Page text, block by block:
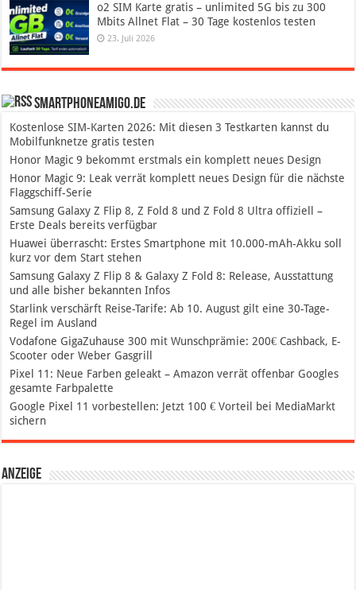
o2 SIM Karte gratis – unlimited 5G bis zu 300
Mbits Allnet Flat – 30 Tage kostenlos testen
23. Juli 2026
SmartphoneAmigo.de
Kostenlose SIM-Karten 2026: Mit diesen 3 Testkarten kannst du
Mobilfunknetze gratis testen
Honor Magic 9 bekommt erstmals ein komplett neues Design
Honor Magic 9: Leak verrät komplett neues Design für die nächste
Flaggschiff-Serie
Samsung Galaxy Z Flip 8, Z Fold 8 und Z Fold 8 Ultra offiziell –
Erste Deals bereits verfügbar
Huawei überrascht: Erstes Smartphone mit 10.000-mAh-Akku soll
kurz vor dem Start stehen
Samsung Galaxy Z Flip 8 & Galaxy Z Fold 8: Release, Ausstattung
und alle bisher bekannten Infos
Starlink verschärft Reise-Tarife: Ab 10. August gilt eine 30-Tage-
Regel im Ausland
Vodafone GigaZuhause 300 mit Wunschprämie: 200€ Cashback, E-
Scooter oder Weber Gasgrill
Pixel 11: Neue Farben geleakt – Amazon verrät offenbar Googles
gesamte Farbpalette
Google Pixel 11 vorbestellen: Jetzt 100 € Vorteil bei MediaMarkt
sichern
Anzeige